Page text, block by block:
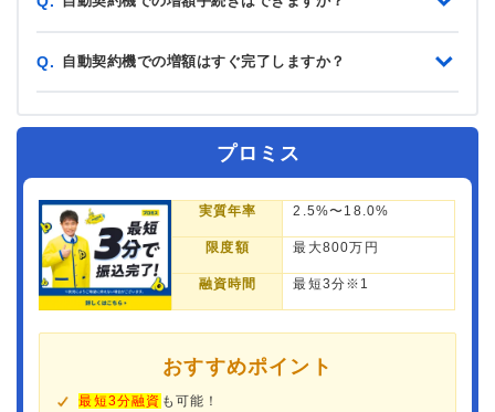
Q. 自動契約機での増額はすぐ完了しますか？
プロミス
実質年率 2.5%〜18.0%
限度額 最大800万円
融資時間 最短3分※1
おすすめポイント
最短3分融資 も可能！